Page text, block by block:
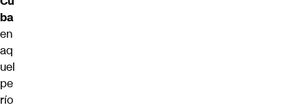
ba
en
aq
uel
pe
río